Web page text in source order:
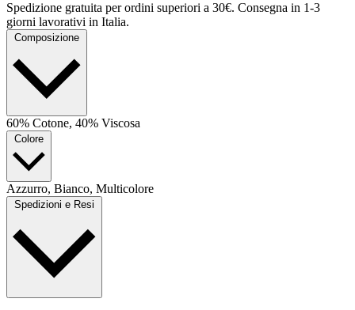
Spedizione gratuita per ordini superiori a 30€. Consegna in 1-3
giorni lavorativi in Italia.
Composizione
60% Cotone, 40% Viscosa
Colore
Azzurro, Bianco, Multicolore
Spedizioni e Resi